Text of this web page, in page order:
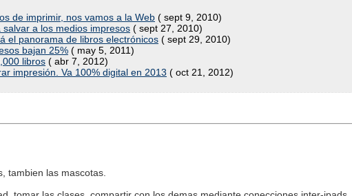
de imprimir, nos vamos a la Web ( sept 9, 2010)
a los medios impresos ( sept 27, 2010)
el panorama de libros electrónicos ( sept 29, 2010)
bajan 25% ( may 5, 2011)
libros ( abr 7, 2012)
impresión. Va 100% digital en 2013 ( oct 21, 2012)
tambien las mascotas.